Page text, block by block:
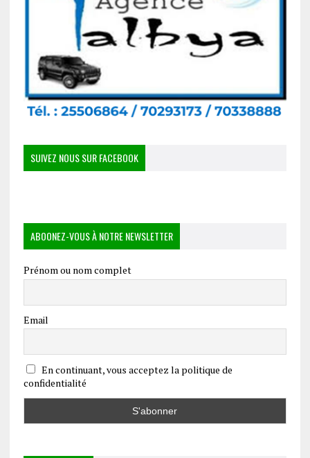
SUIVEZ NOUS SUR FACEBOOK
ABOONEZ-VOUS À NOTRE NEWSLETTER
Prénom ou nom complet
Email
En continuant, vous acceptez la politique de
confidentialité